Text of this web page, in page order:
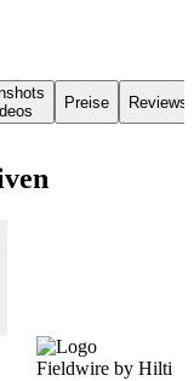
Preise Reviews
Fieldwire by Hilti